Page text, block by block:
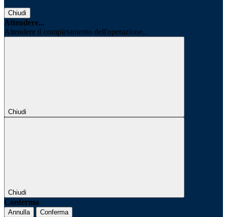
Chiudi
Attendere...
Attendere il completamento dell'operazione...
Chiudi
Chiudi
Conferma
Annulla Conferma